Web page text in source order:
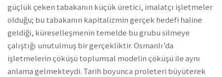
güçlük çeken tabakanın küçük üretici, imalatçı işletmeler
olduğu; bu tabakanın kapitalizmin gerçek hedefi haline
geldiği, küreselleşmenin temelde bu grubu silmeye
çalıştığı unutulmuş bir gerçekliktir. Osmanlı’da
işletmelerin çöküşü toplumsal modelin çöküşü ile aynı
anlama gelmekteydi. Tarih boyunca proleteri büyüterek